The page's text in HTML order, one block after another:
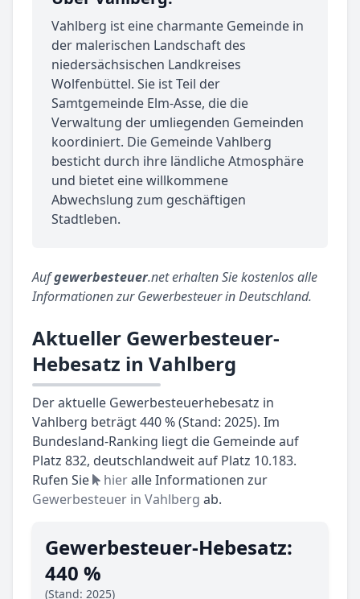
Vahlberg ist eine charmante Gemeinde in
der malerischen Landschaft des
niedersächsischen Landkreises
Wolfenbüttel. Sie ist Teil der
Samtgemeinde Elm-Asse, die die
Verwaltung der umliegenden Gemeinden
koordiniert. Die Gemeinde Vahlberg
besticht durch ihre ländliche Atmosphäre
und bietet eine willkommene
Abwechslung zum geschäftigen
Stadtleben.
Aufgewerbesteuer.net erhalten Sie kostenlos alle
Informationen zur Gewerbesteuer in Deutschland.
Aktueller Gewerbesteuer-
Hebesatz in Vahlberg
Der aktuelle Gewerbesteuerhebesatz in
Vahlberg beträgt 440 % (Stand: 2025). Im
Bundesland-Ranking liegt die Gemeinde auf
Platz 832, deutschlandweit auf Platz 10.183.
Rufen Sie
hieralle Informationen zur
Gewerbesteuer in Vahlberg ab.
Gewerbesteuer-Hebesatz:
440 %
(Stand: 2025)